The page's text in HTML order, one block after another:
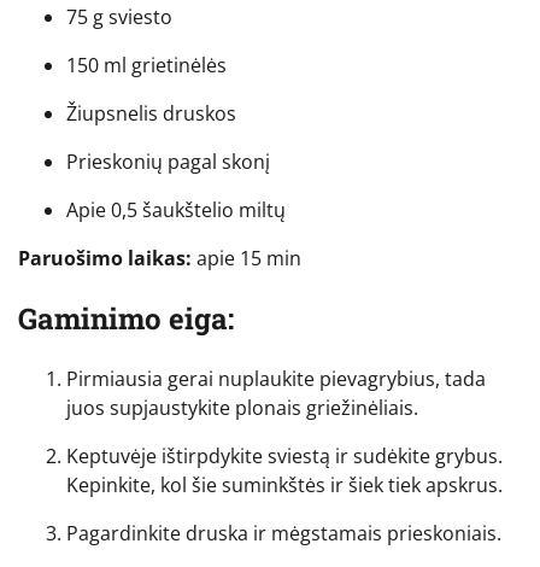
75 g sviesto
150 ml grietinėlės
Žiupsnelis druskos
Prieskonių pagal skonį
Apie 0,5 šaukštelio miltų
Paruošimo laikas: apie 15 min
Gaminimo eiga:
Pirmiausia gerai nuplaukite pievagrybius, tada
juos supjaustykite plonais griežinėliais.
Keptuvėje ištirpdykite sviestą ir sudėkite grybus.
Kepinkite, kol šie suminkštės ir šiek tiek apskrus.
Pagardinkite druska ir mėgstamais prieskoniais.